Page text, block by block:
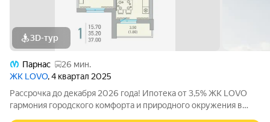
3D-тур
Парнас
26 мин.
ЖК LOVO, 4 квартал 2025
Рассрочка до декабря 2026 года! Ипотека от 3,5% ЖК LOVO
гармония городского комфорта и природного окружения в